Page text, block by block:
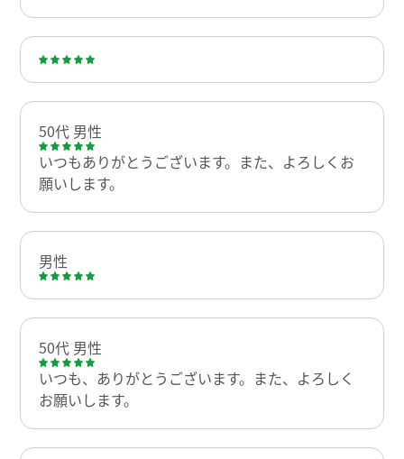
50代 男性
いつもありがとうございます。また、よろしくお
願いします。
男性
50代 男性
いつも、ありがとうございます。また、よろしく
お願いします。